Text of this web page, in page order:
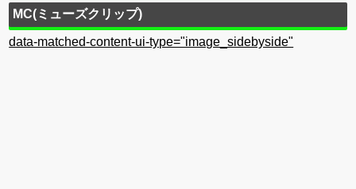
MC(ミューズクリップ)
data-matched-content-ui-type="image_sidebyside"